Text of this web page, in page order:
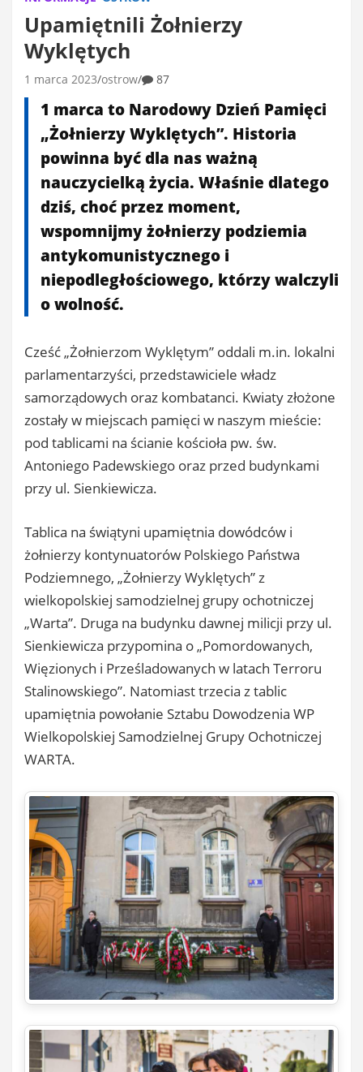
Upamiętnili Żołnierzy
Wyklętych
1 marca 2023 ostrow 87
1 marca to Narodowy Dzień Pamięci
„Żołnierzy Wyklętych”. Historia
powinna być dla nas ważną
nauczycielką życia. Właśnie dlatego
dziś, choć przez moment,
wspomnijmy żołnierzy podziemia
antykomunistycznego i
niepodległościowego, którzy walczyli
o wolność.
Cześć „Żołnierzom Wyklętym” oddali m.in. lokalni
parlamentarzyści, przedstawiciele władz
samorządowych oraz kombatanci. Kwiaty złożone
zostały w miejscach pamięci w naszym mieście:
pod tablicami na ścianie kościoła pw. św.
Antoniego Padewskiego oraz przed budynkami
przy ul. Sienkiewicza.
Tablica na świątyni upamiętnia dowódców i
żołnierzy kontynuatorów Polskiego Państwa
Podziemnego, „Żołnierzy Wyklętych” z
wielkopolskiej samodzielnej grupy ochotniczej
„Warta”. Druga na budynku dawnej milicji przy ul.
Sienkiewicza przypomina o „Pomordowanych,
Więzionych i Prześladowanych w latach Terroru
Stalinowskiego”. Natomiast trzecia z tablic
upamiętnia powołanie Sztabu Dowodzenia WP
Wielkopolskiej Samodzielnej Grupy Ochotniczej
WARTA.